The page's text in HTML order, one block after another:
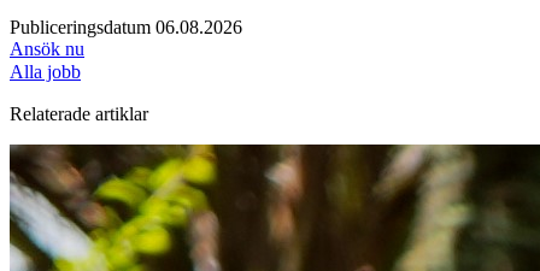
Publiceringsdatum 06.08.2026
Ansök nu
Alla jobb
Relaterade artiklar